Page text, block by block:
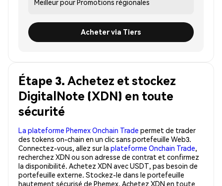
Meilleur pourPromotions régionales
Acheter via Tiers
Étape 3. Achetez et stockez
DigitalNote (XDN) en toute
sécurité
La plateforme Phemex Onchain Trade permet de trader
des tokens on-chain en un clic sans portefeuille Web3.
Connectez-vous, allez sur la plateforme Onchain Trade,
recherchez XDN ou son adresse de contrat et confirmez
la disponibilité. Achetez XDN avec USDT, pas besoin de
portefeuille externe. Stockez-le dans le portefeuille
hautement sécurisé de Phemex. Achetez XDN en toute